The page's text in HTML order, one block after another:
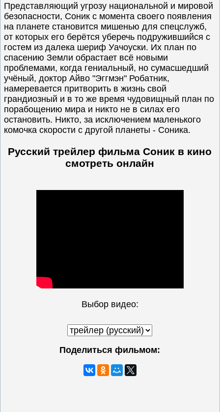
Представляющий угрозу национальной и мировой
безопасности, Соник с момента своего появления
на планете становится мишенью для спецслужб,
от которых его берётся уберечь подружившийся с
гостем из далека шериф Уачоуски. Их план по
спасению Земли обрастает всё новыми
проблемами, когда гениальный, но сумасшедший
учёный, доктор Айво "Эггмэн" Робатник,
намеревается притворить в жизнь свой
грандиозный и в то же время чудовищный план по
порабощению мира и никто не в силах его
остановить. Никто, за исключением маленького
комочка скорости с другой планеты - Соника.
Русский трейлер фильма Соник в кино
смотреть онлайн
Выбор видео:
Поделиться фильмом: